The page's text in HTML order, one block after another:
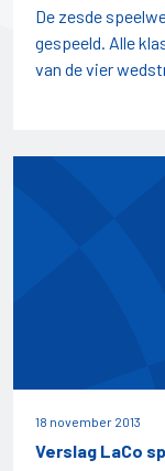
De zesde
gespeeld. Alle
van de vier
18 november 2013
Verslag LaCo